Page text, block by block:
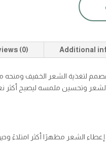
Additional
(0)
لتغذية الشعر الخفيف ومنحه
الشعر وتحسين ملمسه ليصبح
الشعر مظهرًا أكثر امتلاءً